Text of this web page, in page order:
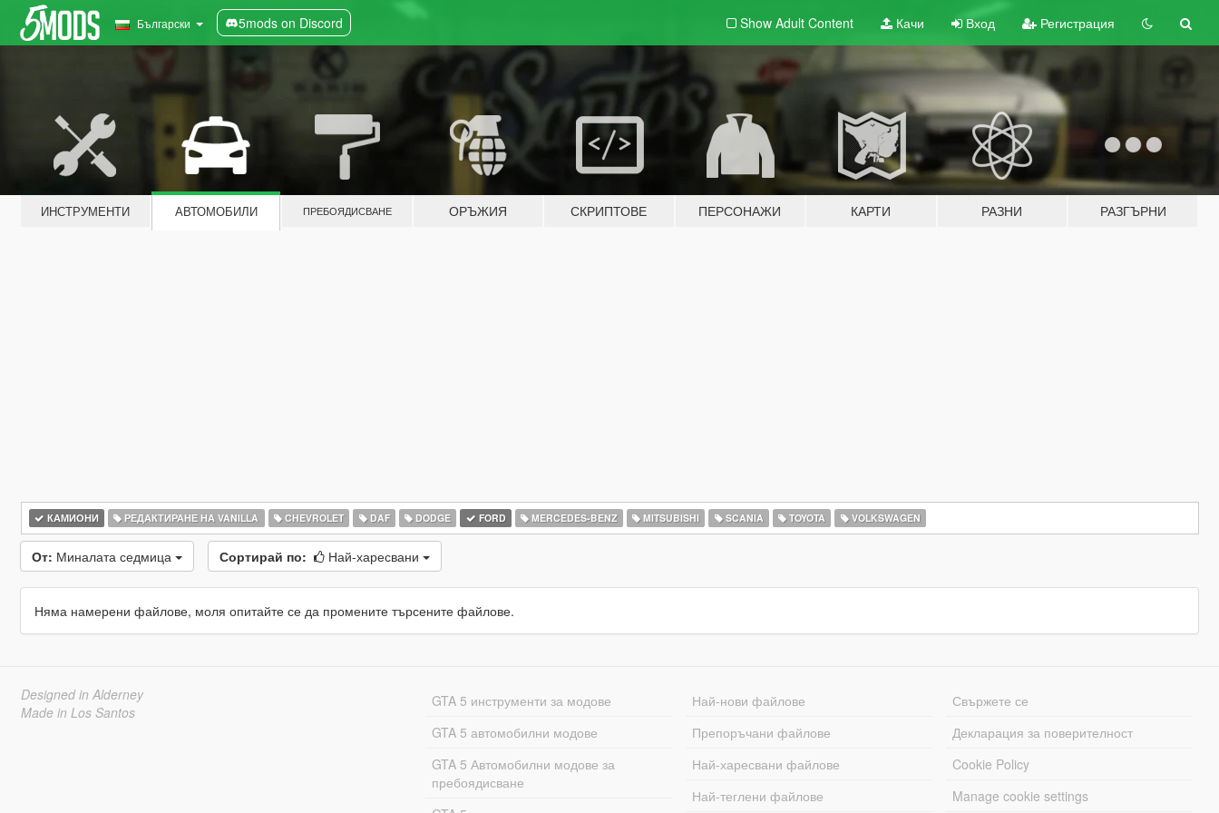
Български 5mods on Discord Show Adult Content Качи Вход Регистрация
ИНСТРУМЕНТИ АВТОМОБИЛИ ПРЕБОЯДИСВАНЕ ОРЪЖИЯ СКРИПТОВЕ ПЕРСОНАЖИ КАРТИ РАЗНИ РАЗГЪРНИ
КАМИОНИ РЕДАКТИРАНЕ НА VANILLA CHEVROLET DAF DODGE FORD MERCEDES-BENZ MITSUBISHI SCANIA TOYOTA VOLKSWAGEN
От: Миналата седмица Сортирай по: Най-харесвани
Няма намерени файлове, моля опитайте се да промените търсените файлове.
Designed in Alderney
Made in Los Santos
GTA 5 инструменти за модове
GTA 5 автомобилни модове
GTA 5 Автомобилни модове за
пребоядисване
Най-нови файлове
Препоръчани файлове
Най-харесвани файлове
Най-теглени файлове
Свържете се
Декларация за поверителност
Cookie Policy
Manage cookie settings